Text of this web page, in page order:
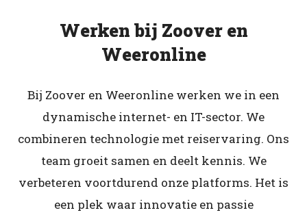
Werken bij Zoover en
Weeronline
Bij Zoover en Weeronline werken we in een
dynamische internet- en IT-sector. We
combineren technologie met reiservaring. Ons
team groeit samen en deelt kennis. We
verbeteren voortdurend onze platforms. Het is
een plek waar innovatie en passie